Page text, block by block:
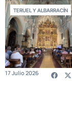
TERUEL Y ALBARRACÍN
17 Julio 2026